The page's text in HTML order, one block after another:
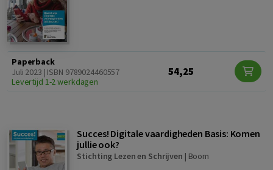
Paperback
Juli 2023 | ISBN 9789024460557
Levertijd 1-2 werkdagen
54,25
Succes! Digitale vaardigheden Basis: Komen
jullie ook?
Stichting Lezen en Schrijven | Boom